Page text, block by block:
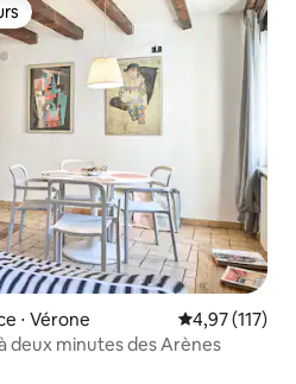
plus appréciés
⋅ Vérone Évaluation
4,97 (117)
deux minutes des Arènes